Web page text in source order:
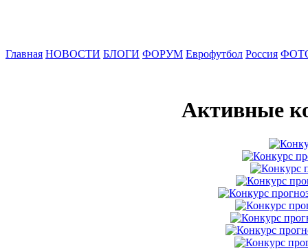
Главная НОВОСТИ БЛОГИ ФОРУМ Еврофутбол Россия
Активные